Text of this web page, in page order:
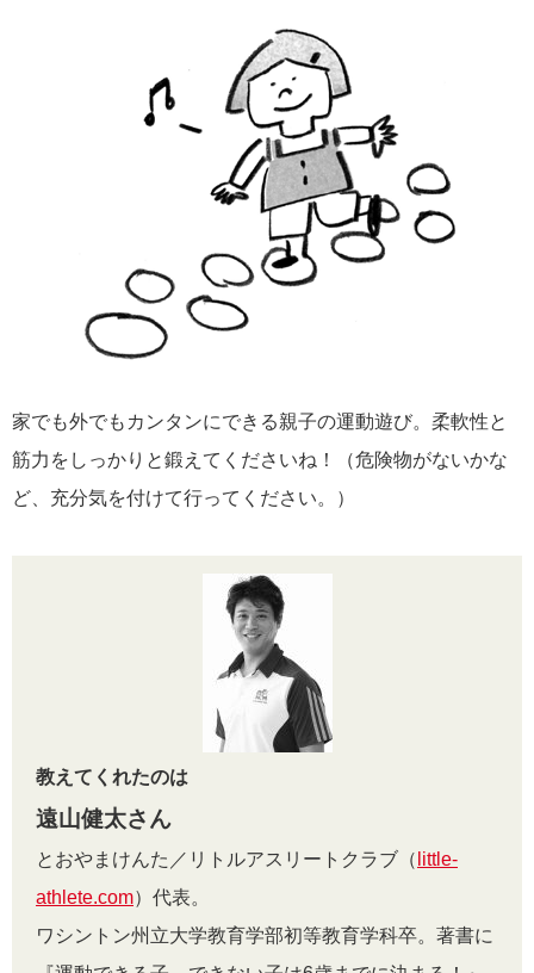
家でも外でもカンタンにできる親子の運動遊び。柔軟性と
筋力をしっかりと鍛えてくださいね！（危険物がないかな
ど、充分気を付けて行ってください。）
教えてくれたのは
遠山健太さん
とおやまけんた／リトルアスリートクラブ（ little-
athlete.com）代表。
ワシントン州立大学教育学部初等教育学科卒。著書に